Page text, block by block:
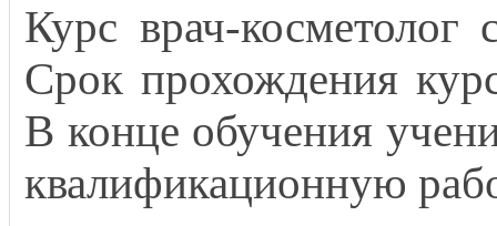
Курс врач-косметолог
Срок прохождения
В конце обучения
квалификационную